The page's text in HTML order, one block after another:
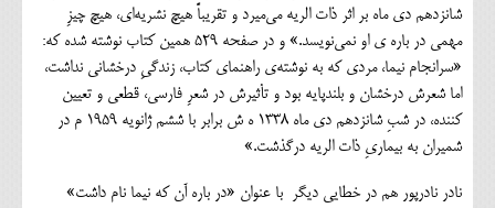
شانزدهم دي ماه بر اثر ذات الريه مي‌ميرد و تقريباً هيچ نشريه‌اي، هيچ چيزِ
مهمي در باره ي او نمي‌نويسد.» و در صفحه 529 همین کتاب نوشته شده که:
«سرانجام نيما، مردي كه به نوشته‌ي راهنماي كتاب، زندگيِ درخشاني نداشت،
اما شعرش درخشان و بلندپايه بود و تأثيرش در شعرِ فارسي، قطعي و تعيين
كننده، در شبِ شانزدهم دي ماه 1338 ه ش برابر با ششم ژانويه 1959 م در
شميران به بيماريِ ذات الريه درگذشت.»
نادر نادرپور هم در خطایی دیگر با عنوان «در باره آن كه نيما نام داشت»